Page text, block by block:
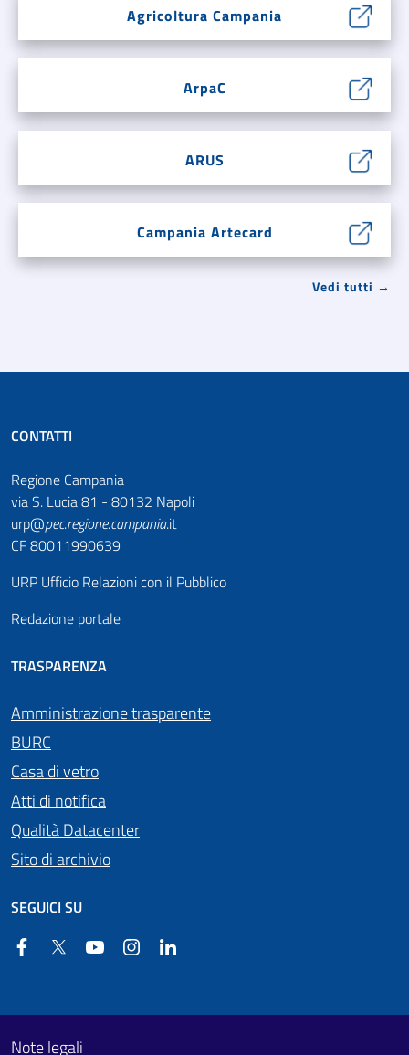
Agricoltura Campania
ArpaC
ARUS
Campania Artecard
Vedi tutti →
CONTATTI
Regione Campania
via S. Lucia 81 - 80132 Napoli
urp@pec.regione.campania.it
CF 80011990639
URP Ufficio Relazioni con il Pubblico
Redazione portale
TRASPARENZA
Amministrazione trasparente
BURC
Casa di vetro
Atti di notifica
Qualità Datacenter
Sito di archivio
SEGUICI SU
FacebookTwitter YouTube Instagram
Footer First
Useful links section
Note legali